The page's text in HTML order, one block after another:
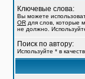
Ключевые слова:
Вы можете
OR для слов, которые
не должно.
Поиск по автору:
Используйте * в